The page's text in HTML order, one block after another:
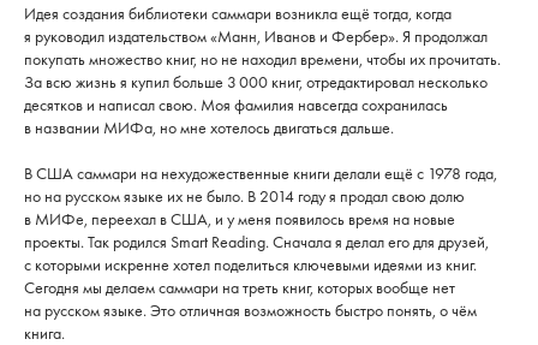
Идея создания библиотеки саммари возникла ещё тогда, когда
я руководил издательством «Манн, Иванов и Фербер». Я продолжал
покупать множество книг, но не находил времени, чтобы их прочитать.
За всю жизнь я купил больше 3 000 книг, отредактировал несколько
десятков и написал свою. Моя фамилия навсегда сохранилась
в названии МИФa, но мне хотелось двигаться дальше.
В США саммари на нехудожественные книги делали ещё с 1978 года,
но на русском языке их не было. В 2014 году я продал свою долю
в МИФе, переехал в США, и у меня появилось время на новые
проекты. Так родился Smart Reading. Сначала я делал его для друзей,
с которыми искренне хотел поделиться ключевыми идеями из книг.
Сегодня мы делаем саммари на треть книг, которых вообще нет
на русском языке. Это отличная возможность быстро понять, о чём
книга.